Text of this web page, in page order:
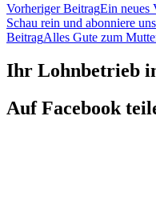
Vorheriger BeitragEin neues
Schau rein und abonniere
BeitragAlles Gute zum
Ihr Lohnbetrieb
Auf Facebook